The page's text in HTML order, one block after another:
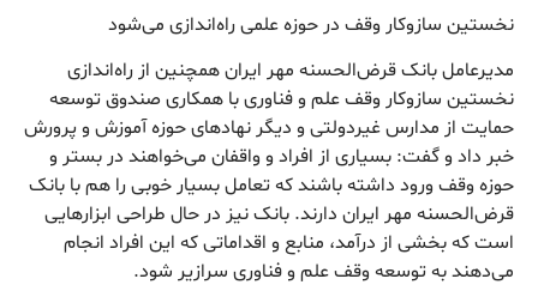
نخستین سازوکار وقف در حوزه علمی راه‌اندازی می‌شود
مدیرعامل بانک قرض‌الحسنه مهر ایران همچنین از راه‌اندازی
نخستین سازوکار وقف علم و فناوری با همکاری صندوق توسعه
حمایت از مدارس غیردولتی و دیگر نهادهای حوزه آموزش و پرورش
خبر داد و گفت: بسیاری از افراد و واقفان می‌خواهند در بستر و
حوزه وقف ورود داشته باشند که تعامل بسیار خوبی را هم با بانک
قرض‌الحسنه مهر ایران دارند. بانک نیز در حال طراحی ابزارهایی
است که بخشی از درآمد، منابع و اقداماتی که این افراد انجام
می‌دهند به توسعه وقف علم و فناوری سرازیر شود.